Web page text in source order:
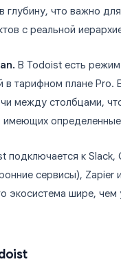
глубину, что важно для
с реальной
В Todoist есть
в тарифном плане Pro.
между столбцами,
имеющих
подключается к Slack,
сервисы), Zapier
экосистема шире, чем